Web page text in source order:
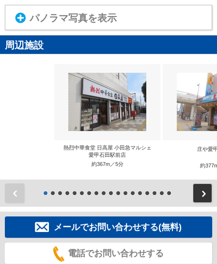
パノラマ写真を表示
周辺施設
熱烈中華食堂 日高屋 小田急マルシェ
愛甲石田駅前店
約367m／5分
庄や愛
約
メールでお問い合わせする(無料)
電話でお問い合わせする